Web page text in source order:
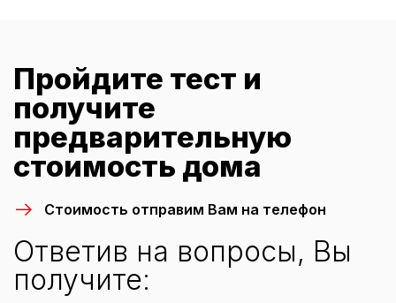
Пройдите тест и
получите
предварительную
стоимость дома
Стоимость отправим Вам на телефон
Ответив на вопросы, Вы
получите: